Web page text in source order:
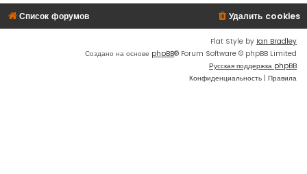
Список форумов Удалить cookies
Flat Style by Ian Bradley
Создано на основе phpBB® Forum Software © phpBB Limited
Русская поддержка phpBB
Конфиденциальность | Правила